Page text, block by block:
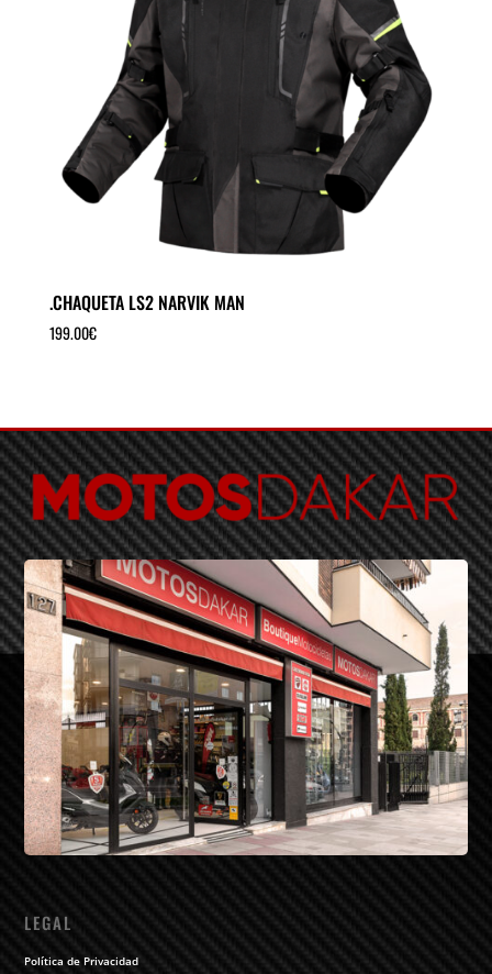
.CHAQUETA LS2 NARVIK MAN
199.00€
LEGAL
Política de Privacidad